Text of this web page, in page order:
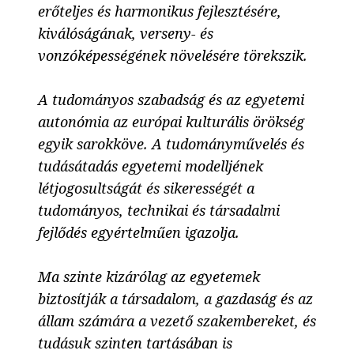
erőteljes és harmonikus fejlesztésére,
kiválóságának, verseny- és
vonzóképességének növelésére törekszik.
A tudományos szabadság és az egyetemi
autonómia az európai kulturális örökség
egyik sarokköve. A tudományművelés és
tudásátadás egyetemi modelljének
létjogosultságát és sikerességét a
tudományos, technikai és társadalmi
fejlődés egyértelműen igazolja.
Ma szinte kizárólag az egyetemek
biztosítják a társadalom, a gazdaság és az
állam számára a vezető szakembereket, és
tudásuk szinten tartásában is